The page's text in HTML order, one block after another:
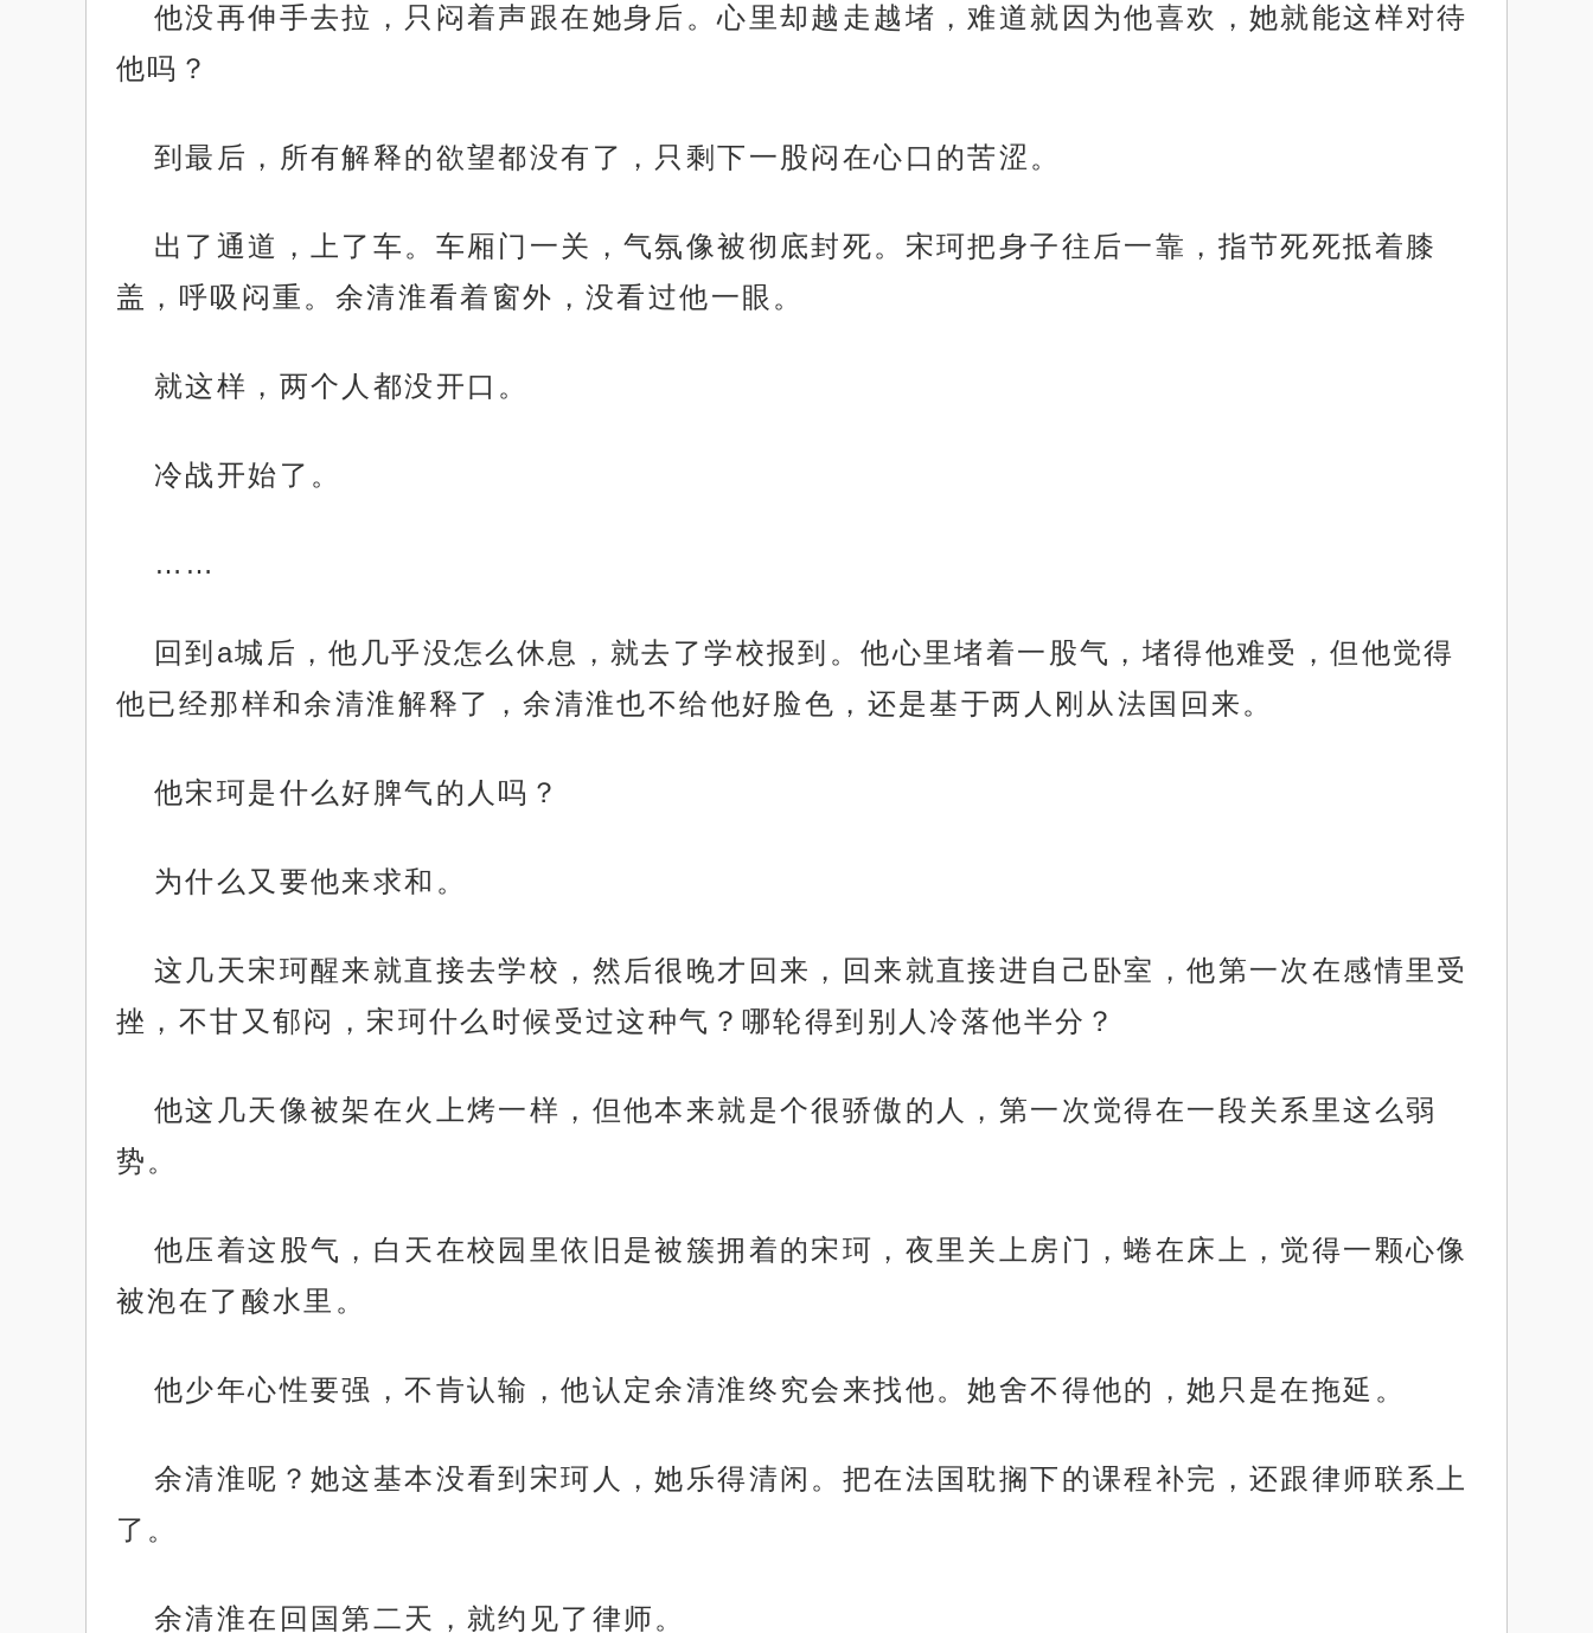
他没再伸手去拉，只闷着声跟在她身后。心里却越走越堵，难道就因为他喜欢，她就能这样对待
他吗？
到最后，所有解释的欲望都没有了，只剩下一股闷在心口的苦涩。
出了通道，上了车。车厢门一关，气氛像被彻底封死。宋珂把身子往后一靠，指节死死抵着膝
盖，呼吸闷重。余清淮看着窗外，没看过他一眼。
就这样，两个人都没开口。
冷战开始了。
……
回到a城后，他几乎没怎么休息，就去了学校报到。他心里堵着一股气，堵得他难受，但他觉得
他已经那样和余清淮解释了，余清淮也不给他好脸色，还是基于两人刚从法国回来。
他宋珂是什么好脾气的人吗？
为什么又要他来求和。
这几天宋珂醒来就直接去学校，然后很晚才回来，回来就直接进自己卧室，他第一次在感情里受
挫，不甘又郁闷，宋珂什么时候受过这种气？哪轮得到别人冷落他半分？
他这几天像被架在火上烤一样，但他本来就是个很骄傲的人，第一次觉得在一段关系里这么弱
势。
他压着这股气，白天在校园里依旧是被簇拥着的宋珂，夜里关上房门，蜷在床上，觉得一颗心像
被泡在了酸水里。
他少年心性要强，不肯认输，他认定余清淮终究会来找他。她舍不得他的，她只是在拖延。
余清淮呢？她这基本没看到宋珂人，她乐得清闲。把在法国耽搁下的课程补完，还跟律师联系上
了。
余清淮在回国第二天，就约见了律师。